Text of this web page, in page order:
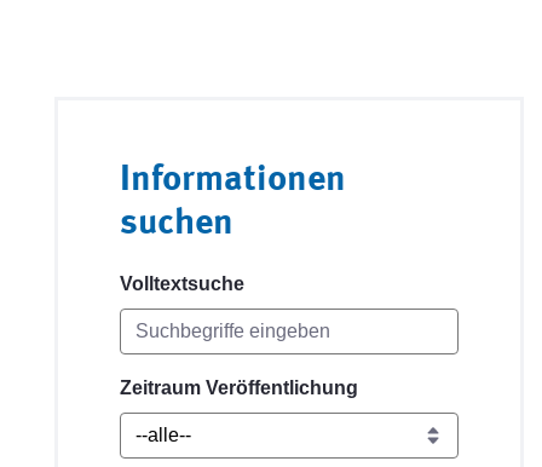
Informationen
suchen
Volltextsuche
Zeitraum Veröffentlichung